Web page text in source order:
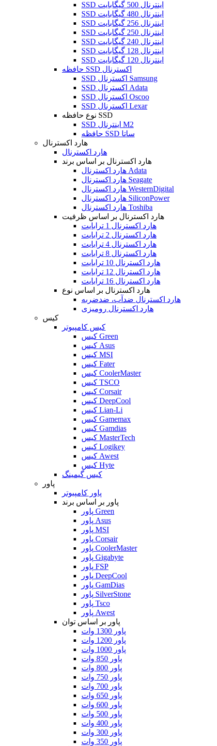
SSD اینترنال 500 گیگابایت
SSD اینترنال 480 گیگابایت
SSD اینترنال 256 گیگابایت
SSD اینترنال 250 گیگابایت
SSD اینترنال 240 گیگابایت
SSD اینترنال 128 گیگابایت
SSD اینترنال 120 گیگابایت
حافظه SSD اکسترنال
SSD اکسترنال Samsung
SSD اکسترنال Adata
SSD اکسترنال Oscoo
SSD اکسترنال Lexar
نوع حافظه SSD
SSD اینترنال M2
حافظه SSD ساتا
هارد اکسترنال
هارد اکسترنال
هارد اکسترنال بر اساس برند
هارد اکسترنال Adata
هارد اکسترنال Seagate
هارد اکسترنال WesternDigital
هارد اکسترنال SiliconPower
هارد اکسترنال Toshiba
هارد اکسترنال بر اساس ظرفیت
هارد اکسترنال 1 ترابایت
هارد اکسترنال 2 ترابایت
هارد اکسترنال 4 ترابایت
هارد اکسترنال 8 ترابایت
هارد اکسترنال 10 ترابایت
هارد اکسترنال 12 ترابایت
هارد اکسترنال 16 ترابایت
هارد اکسترنال بر اساس نوع
هارد اکسترنال ضدآب، ضدضربه
هارد اکسترنال رومیزی
کیس
کیس کامپیوتر
کیس Green
کیس Asus
کیس MSI
کیس Fater
کیس CoolerMaster
کیس TSCO
کیس Corsair
کیس DeepCool
کیس Lian-Li
کیس Gamemax
کیس Gamdias
کیس MasterTech
کیس Logikey
کیس Awest
کیس Hyte
کیس گیمینگ
پاور
پاور کامپیوتر
پاور بر اساس برند
پاور Green
پاور Asus
پاور MSI
پاور Corsair
پاور CoolerMaster
پاور Gigabyte
پاور FSP
پاور DeepCool
پاور GamDias
پاور SilverStone
پاور Tsco
پاور Awest
پاور بر اساس توان
پاور 1300 وات
پاور 1200 وات
پاور 1000 وات
پاور 850 وات
پاور 800 وات
پاور 750 وات
پاور 700 وات
پاور 650 وات
پاور 600 وات
پاور 500 وات
پاور 400 وات
پاور 300 وات
پاور 350 وات